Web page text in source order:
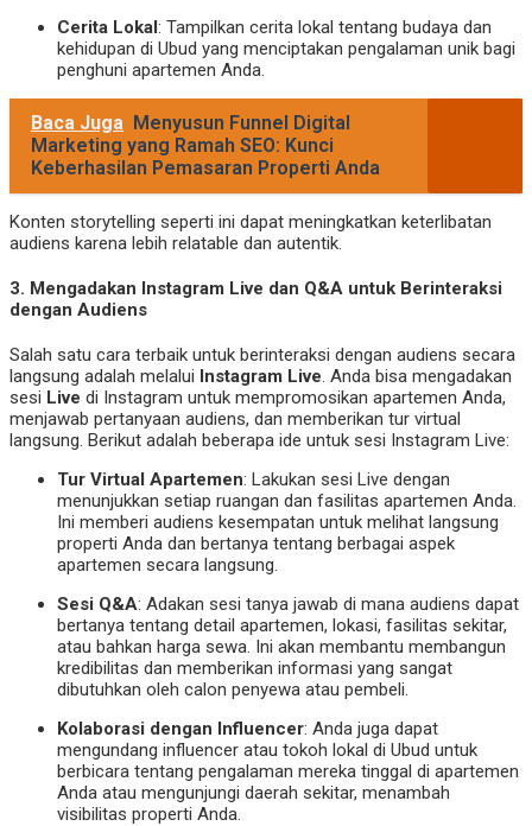
Cerita Lokal: Tampilkan cerita lokal tentang budaya dan
kehidupan di Ubud yang menciptakan pengalaman unik bagi
penghuni apartemen Anda.
Baca Juga Menyusun Funnel Digital
Marketing yang Ramah SEO: Kunci
Keberhasilan Pemasaran Properti Anda
Konten storytelling seperti ini dapat meningkatkan keterlibatan
audiens karena lebih relatable dan autentik.
3. Mengadakan Instagram Live dan Q&A untuk Berinteraksi
dengan Audiens
Salah satu cara terbaik untuk berinteraksi dengan audiens secara
langsung adalah melalui Instagram Live . Anda bisa mengadakan
sesi Live di Instagram untuk mempromosikan apartemen Anda,
menjawab pertanyaan audiens, dan memberikan tur virtual
langsung. Berikut adalah beberapa ide untuk sesi Instagram Live:
Tur Virtual Apartemen: Lakukan sesi Live dengan
menunjukkan setiap ruangan dan fasilitas apartemen Anda.
Ini memberi audiens kesempatan untuk melihat langsung
properti Anda dan bertanya tentang berbagai aspek
apartemen secara langsung.
Sesi Q&A: Adakan sesi tanya jawab di mana audiens dapat
bertanya tentang detail apartemen, lokasi, fasilitas sekitar,
atau bahkan harga sewa. Ini akan membantu membangun
kredibilitas dan memberikan informasi yang sangat
dibutuhkan oleh calon penyewa atau pembeli.
Kolaborasi dengan Influencer: Anda juga dapat
mengundang influencer atau tokoh lokal di Ubud untuk
berbicara tentang pengalaman mereka tinggal di apartemen
Anda atau mengunjungi daerah sekitar, menambah
visibilitas properti Anda.